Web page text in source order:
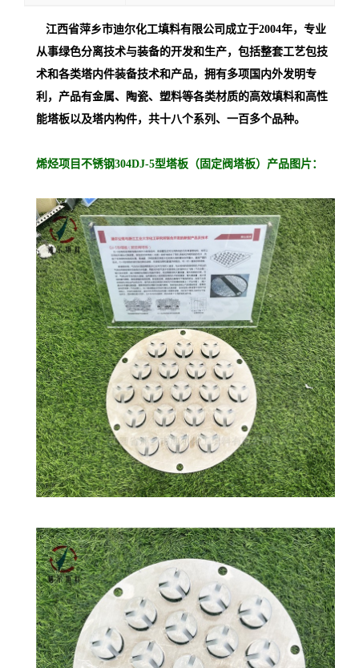
江西省萍乡市迪尔化工填料有限公司成立于2004年，专业
从事绿色分离技术与装备的开发和生产，包括整套工艺包技
术和各类塔内件装备技术和产品，拥有多项国内外发明专
利，产品有金属、陶瓷、塑料等各类材质的高效填料和高性
能塔板以及塔内构件，共十八个系列、一百多个品种。
烯烃项目不锈钢304DJ-5型塔板（固定阀塔板）产品图片：